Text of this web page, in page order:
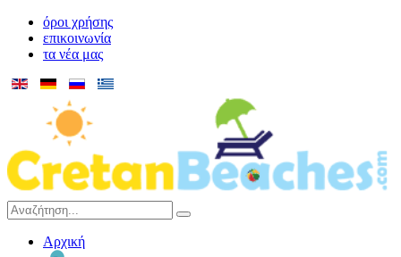
όροι χρήσης
επικοινωνία
τα νέα μας
Αρχική